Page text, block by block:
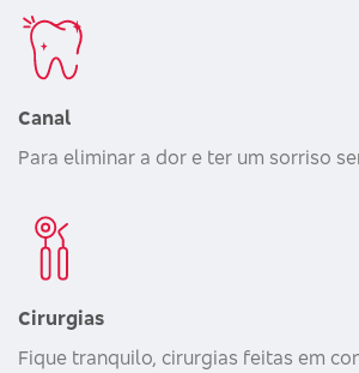
Canal
Para eliminar a dor e ter um sorriso
Cirurgias
Fique tranquilo, cirurgias feitas em